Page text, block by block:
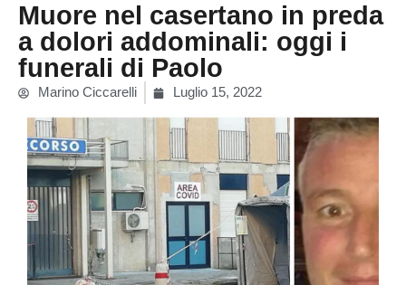
Muore nel casertano in preda
a dolori addominali: oggi i
funerali di Paolo
Marino Ciccarelli Luglio 15, 2022